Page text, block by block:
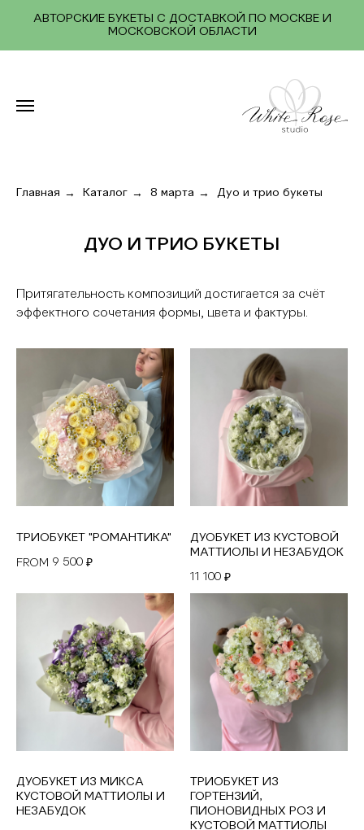
АВТОРСКИЕ БУКЕТЫ С ДОСТАВКОЙ ПО МОСКВЕ И
МОСКОВСКОЙ ОБЛАСТИ
Главная → Каталог → 8 марта → Дуо и трио букеты
ДУО И ТРИО БУКЕТЫ
Притягательность композиций достигается за счёт
эффектного сочетания формы, цвета и фактуры.
ТРИОБУКЕТ "РОМАНТИКА"
FROM 9 500 ₽
ДУОБУКЕТ ИЗ КУСТОВОЙ
МАТТИОЛЫ И НЕЗАБУДОК
11 100 ₽
ДУОБУКЕТ ИЗ МИКСА
КУСТОВОЙ МАТТИОЛЫ И
НЕЗАБУДОК
ТРИОБУКЕТ ИЗ
ГОРТЕНЗИЙ,
ПИОНОВИДНЫХ РОЗ И
КУСТОВОЙ МАТТИОЛЫ